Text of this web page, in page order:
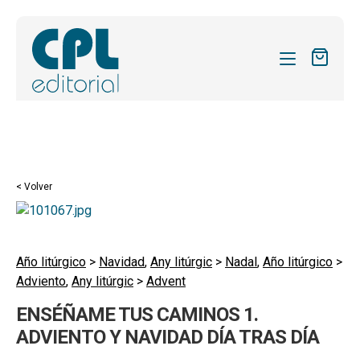
REVISTAS
FORMAS
ACTUALIDAD
BLOG
CONTACTO
< Volver
Año litúrgico > Navidad, Any litúrgic > Nadal, Año litúrgico >
Adviento, Any litúrgic > Advent
ENSÉÑAME TUS CAMINOS 1.
ADVIENTO Y NAVIDAD DÍA TRAS DÍA